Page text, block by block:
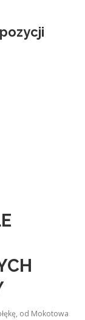
od Mokotowa